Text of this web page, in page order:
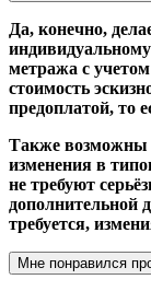
Да, конечно,
метража с
стоимость
предоплатой, то
Также возможны
изменения в
не требуют
дополнительной
требуется,
Мне понравился